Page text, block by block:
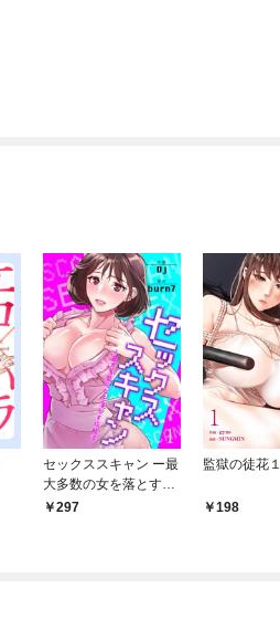
セックススキャン ー最
大多数の女を落とす攻
略法ー１
297
監獄の徒花１
198